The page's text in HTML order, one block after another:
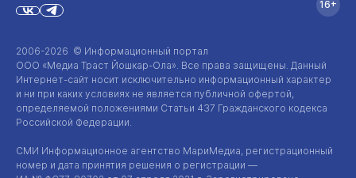
2006-2026 © Информационный портал
ООО «Медиа Траст Йошкар-Ола». Все права защищены. Данный
Интернет-сайт носит исключительно информационный характер
и ни при каких условиях не является публичной офертой,
определяемой положениями Статьи 437 Гражданского кодекса
Российской Федерации.
СМИ Информационное агентство МариМедиа, регистрационный
номер и дата принятия решения о регистрации —
16+